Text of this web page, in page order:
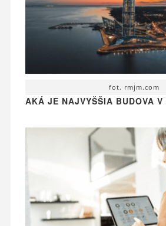
fot. rmjm.com
AKÁ JE NAJVYŠŠIA BUDOVA V